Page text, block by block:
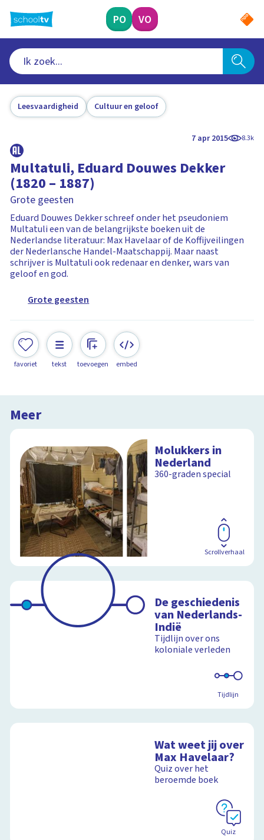
naar
hoofdinhoud
PO VO
Leesvaardigheid Cultuur en geloof
7 apr 2015 8.3k
Multatuli, Eduard Douwes Dekker
(1820 – 1887)
Grote geesten
Eduard Douwes Dekker schreef onder het pseudoniem
Multatuli een van de belangrijkste boeken uit de
Nederlandse literatuur: Max Havelaar of de Koffijveilingen
der Nederlansche Handel-Maatschappij. Maar naast
schrijver is Multatuli ook redenaar en denker, wars van
geloof en god.
Grote geesten
favoriet tekst toevoegen embed
Meer
Molukkers in
Nederland
360-graden special
Scrollverhaal
De geschiedenis
van Nederlands-
Indië
Tijdlijn over ons
koloniale verleden
Tijdlijn
Wat weet jij over
Max Havelaar?
Quiz over het
beroemde boek
Quiz